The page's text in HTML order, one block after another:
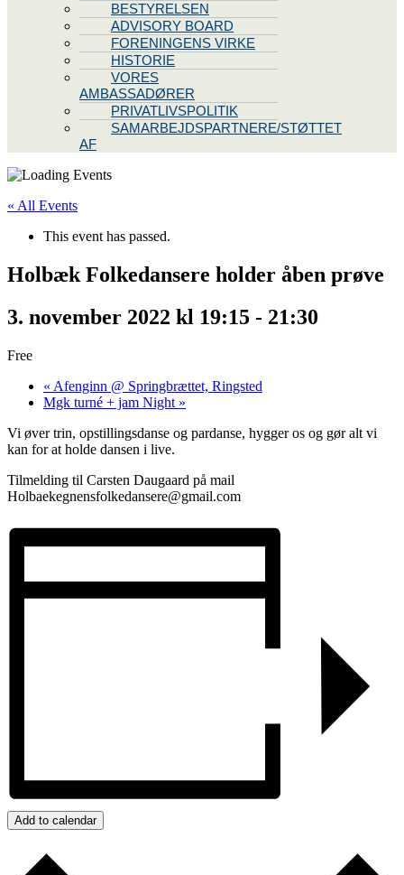
BESTYRELSEN
ADVISORY BOARD
FORENINGENS VIRKE
HISTORIE
VORES
AMBASSADØRER
PRIVATLIVSPOLITIK
SAMARBEJDSPARTNERE/STØTTET
AF
« All Events
This event has passed.
Holbæk Folkedansere holder åben prøve
3. november 2022 kl 19:15 - 21:30
Free
« Afenginn @ Springbrættet, Ringsted
Mgk turné + jam Night »
Vi øver trin, opstillingsdanse og pardanse, hygger os og gør alt vi
kan for at holde dansen i live.
Tilmelding til Carsten Daugaard på mail
Holbaekegnensfolkedansere@gmail.com
Add to calendar